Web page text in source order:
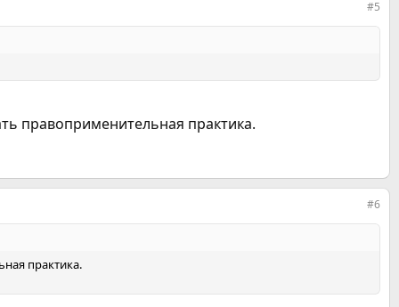
#5
правоприменительная практика.
#6
практика.